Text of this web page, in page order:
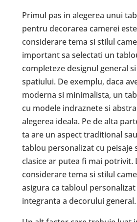
Primul pas in alegerea unui
pentru decorarea camerei
considerare tema si stilul
important sa selectati un
completeze designul general
spatiului. De exemplu, daca
moderna si minimalista, un
cu modele indraznete si
alegerea ideala. Pe de alta
ta are un aspect traditional
tablou personalizat cu peisaje
clasice ar putea fi mai potrivit.
considerare tema si stilul
asigura ca tabloul
integranta a decorului general.